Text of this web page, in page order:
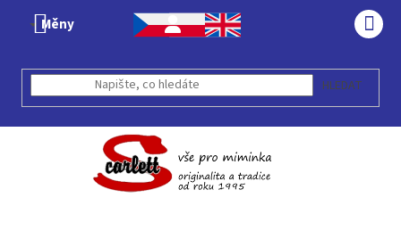
Měny
HLEDAT